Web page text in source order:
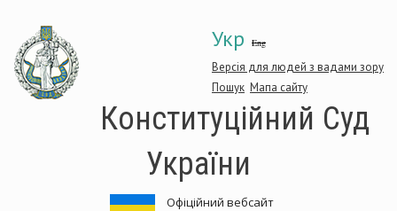
основного
матеріалу
Укр Eng
Версія для людей з вадами зору
Пошук Мапа сайту
Конституційний Суд
України
Офіційний вебсайт